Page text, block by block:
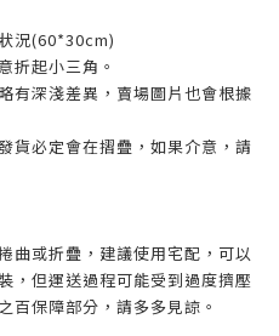
況(60*30cm)
折起小三角。
有深淺差異，賣場圖片也會根據
貨必定會在摺疊，如果介意，請
曲或折疊，建議使用宅配，可以
，但運送過程可能受到過度擠壓
百保障部分，請多多見諒。